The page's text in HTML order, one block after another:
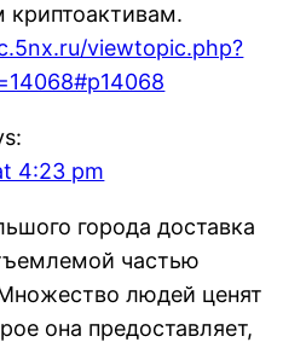
криптоактивам.
viewtopic.php?
4:23 pm
города доставка
частью
людей ценят
она предоставляет,